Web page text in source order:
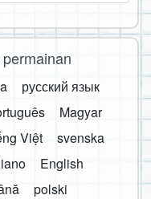
русский язык
Magyar
Việt
svenska
English
polski